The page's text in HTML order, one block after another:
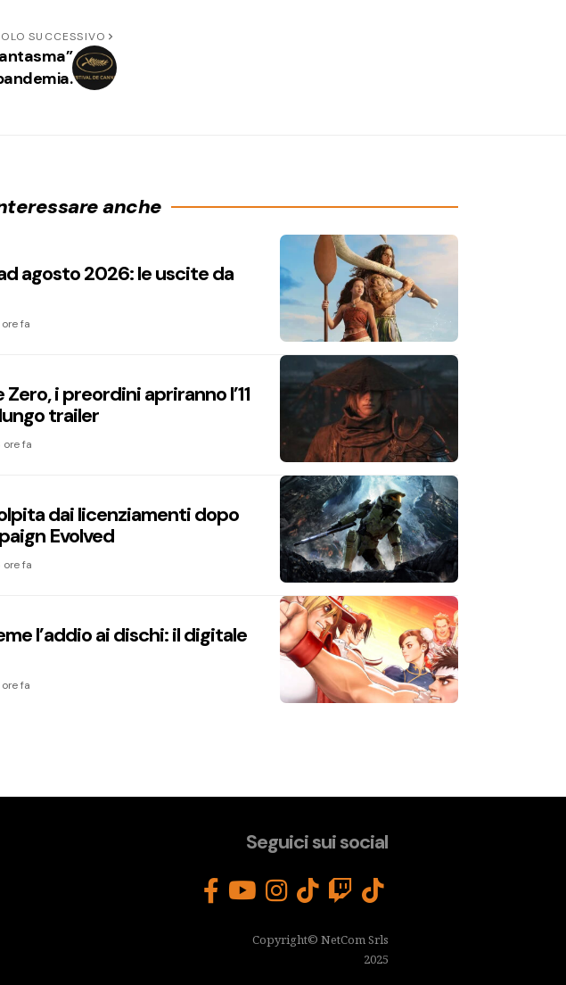
SUCCESSIVO
anche
agosto 2026: le uscite da
ore fa
i preordini apriranno l’11
trailer
ore fa
dai licenziamenti dopo
Evolved
ore fa
l’addio ai dischi: il digitale
ore fa
Seguici sui social
Copyright© NetCom Srls
2025